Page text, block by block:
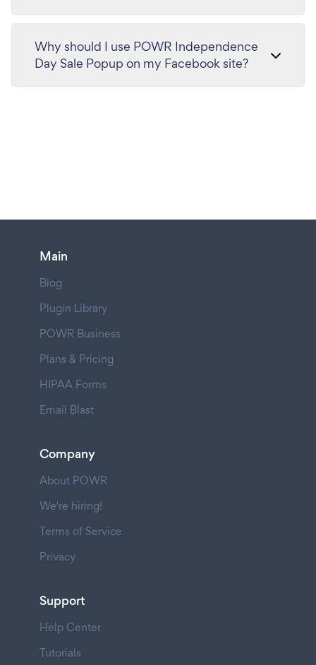
Why should I use POWR Independence
Day Sale Popup on my Facebook site?
Main
Blog
Plugin Library
POWR Business
Plans & Pricing
HIPAA Forms
Email Blast
Company
About POWR
We're hiring!
Terms of Service
Privacy
Support
Help Center
Tutorials